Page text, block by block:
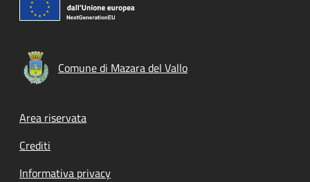
Comune di Mazara del Vallo
Footer menu
Area riservata
Crediti
Informativa privacy